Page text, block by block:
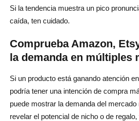
Si la tendencia muestra un pico
caída, ten cuidado.
Comprueba Amazon,
la demanda en múltiples
Si un producto está ganando atención
podría tener una intención de compra
puede mostrar la demanda del
revelar el potencial de nicho o de regalo,